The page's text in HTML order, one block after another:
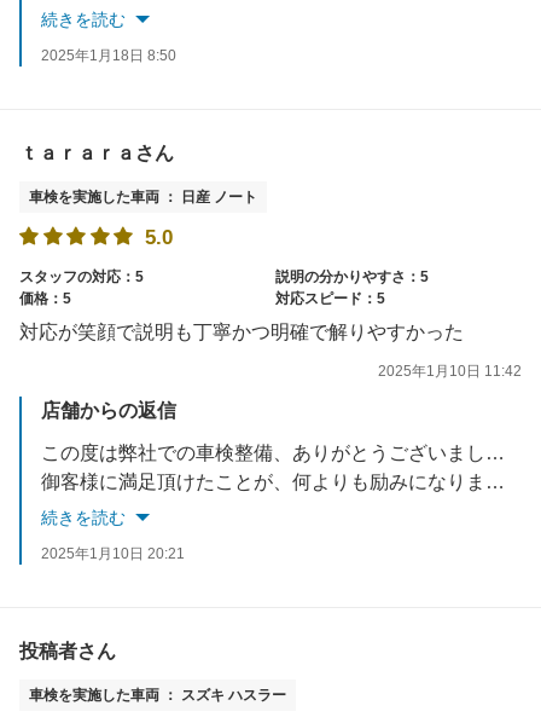
これからも頑張っていきます。
続きを読む
2025年1月18日 8:50
ｔａｒａｒａさん
車検を実施した車両 ： 日産 ノート
5.0
スタッフの対応：5
説明の分かりやすさ：5
価格：5
対応スピード：5
対応が笑顔で説明も丁寧かつ明確で解りやすかった
2025年1月10日 11:42
店舗からの返信
この度は弊社での車検整備、ありがとうございました。
御客様に満足頂けたことが、何よりも励みになります。
これからも、御客様の大切な御愛車整備を御任せ頂ける様
続きを読む
2025年1月10日 20:21
投稿者さん
車検を実施した車両 ： スズキ ハスラー